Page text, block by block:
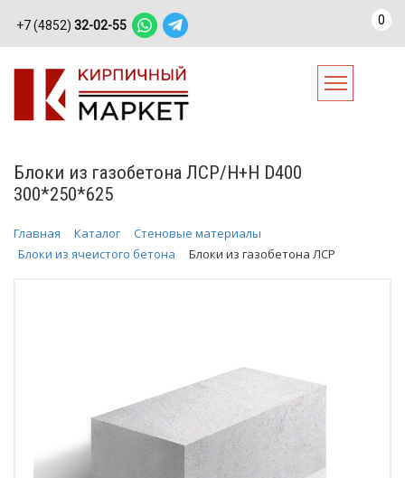
+7 (4852) 32-02-55 0
Блоки из газобетона ЛСР/Н+Н D400
300*250*625
Главная Каталог
Стеновые материалы
Блоки из ячеистого бетона
Блоки из газобетона ЛСР